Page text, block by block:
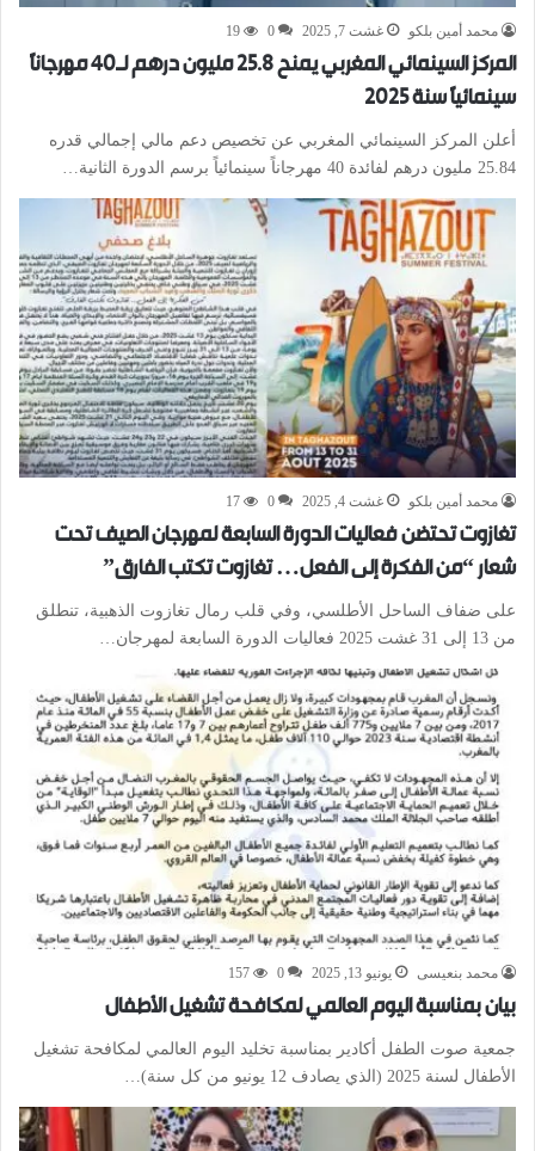
محمد أمين بلكو غشت 7, 2025 0
19
المركز السينمائي المغربي يمنح 25.8 مليون درهم لـ40 مهرجاناً
سينمائياً سنة 2025
أعلن المركز السينمائي المغربي عن تخصيص دعم مالي إجمالي قدره
25.84 مليون درهم لفائدة 40 مهرجاناً سينمائياً برسم الدورة الثانية…
محمد أمين بلكو غشت 4, 2025 0
17
تغازوت تحتضن فعاليات الدورة السابعة لمهرجان الصيف تحت
شعار “من الفكرة إلى الفعل… تغازوت تكتب الفارق”
على ضفاف الساحل الأطلسي، وفي قلب رمال تغازوت الذهبية، تنطلق
من 13 إلى 31 غشت 2025 فعاليات الدورة السابعة لمهرجان…
محمد بنعيسى يونيو 13, 2025 0
157
بيان بمناسبة اليوم العالمي لمكافحة تشغيل الأطفال
جمعية صوت الطفل أكادير بمناسبة تخليد اليوم العالمي لمكافحة تشغيل
الأطفال لسنة 2025 (الذي يصادف 12 يونيو من كل سنة)…